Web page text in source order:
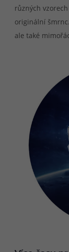
různých
originální
ale také